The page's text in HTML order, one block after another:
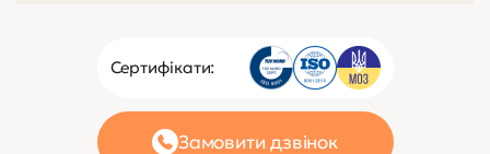
Сертифікати:
Замовити дзвінок